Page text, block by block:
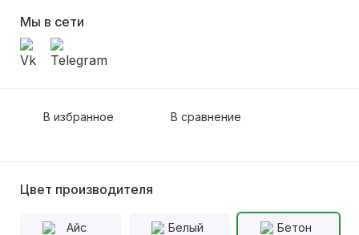
Мы в сети
В избранное В сравнение
Цвет производителя